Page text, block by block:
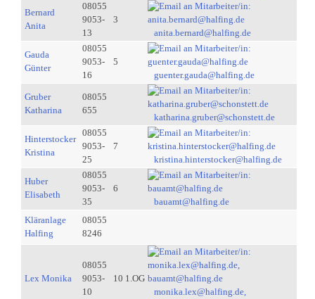
Bernard
Anita
08055
9053-
13
3
anita.bernard@halfing.de
Gauda
Günter
08055
9053-
16
5
guenter.gauda@halfing.de
Gruber
Katharina
08055
655
katharina.gruber@schonstett.de
Hinterstocker
Kristina
08055
9053-
25
7
kristina.hinterstocker@halfing.de
Huber
Elisabeth
08055
9053-
35
6
bauamt@halfing.de
Kläranlage
Halfing
08055
8246
Lex Monika
08055
9053-
10
10 1.OG
monika.lex@halfing.de,